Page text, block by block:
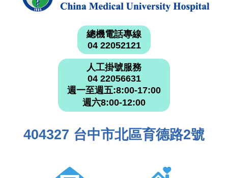
總機電話專線
04 22052121
人工掛號服務
04 22056631
週一至週五:8:00-17:00
週六8:00-12:00
404327 台中市北區育德路2號